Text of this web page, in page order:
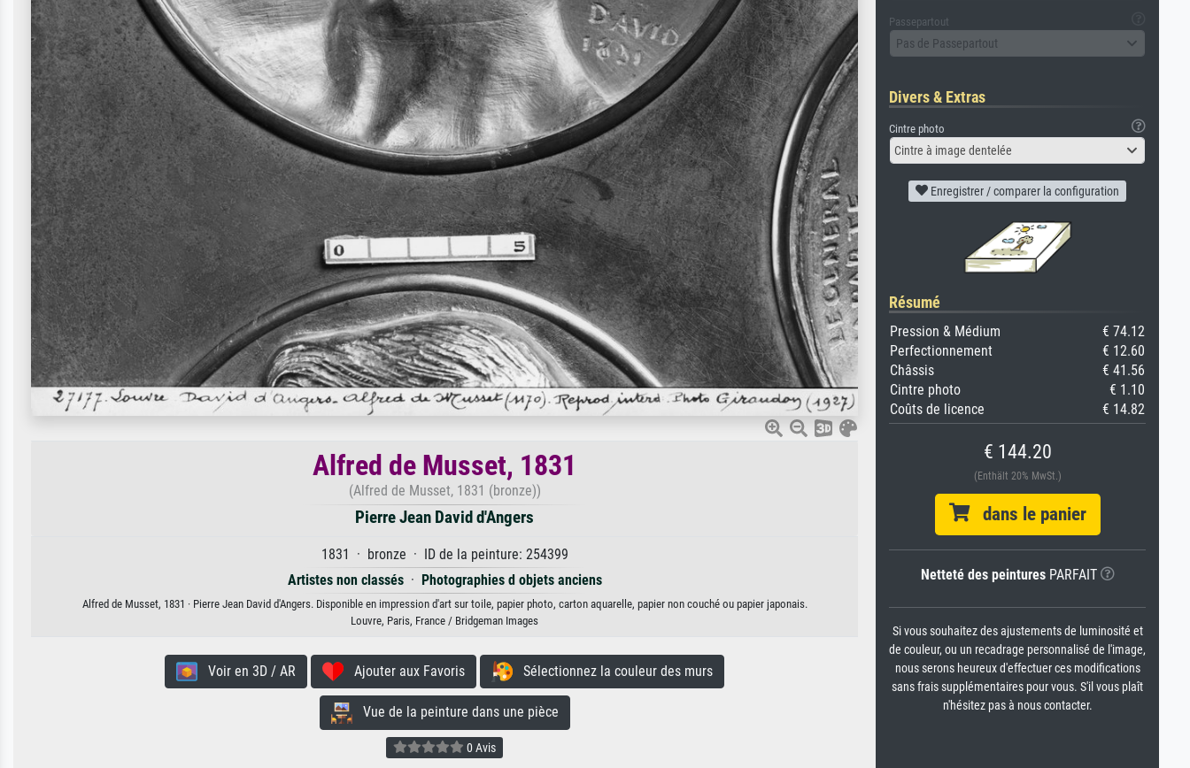
Alfred de Musset, 1831
(Alfred de Musset, 1831 (bronze))
Pierre Jean David d'Angers
1831 · bronze · ID de la peinture: 254399
Artistes non classés· Photographies d objets anciens
Alfred de Musset, 1831 · Pierre Jean David d'Angers. Disponible en impression d'art sur toile, papier photo, carton aquarelle, papier non couché ou papier japonais.
Louvre, Paris, France / Bridgeman Images
Voir en 3D / AR Ajouter aux Favoris Sélectionnez la couleur des murs
Vue de la peinture dans une pièce
0 Avis
Passepartout
Pas de Passepartout
Divers & Extras
Cintre photo
Cintre à image dentelée
Enregistrer / comparer la configuration
Résumé
Pression & Médium
€ 74.12
Perfectionnement
€ 12.60
Châssis
€ 41.56
Cintre photo
€ 1.10
Coûts de licence
€ 14.82
€ 144.20
(Enthält 20% MwSt.)
dans le panier
Netteté des peinturesPARFAIT
Si vous souhaitez des ajustements de luminosité et
de couleur, ou un recadrage personnalisé de l'image,
nous serons heureux d'effectuer ces modifications
sans frais supplémentaires pour vous. S'il vous plaît
n'hésitez pas à nous contacter.